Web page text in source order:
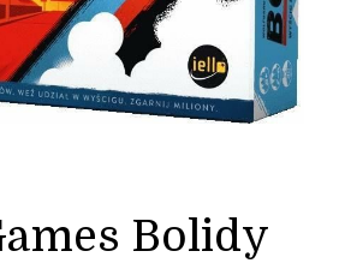
Bolidy